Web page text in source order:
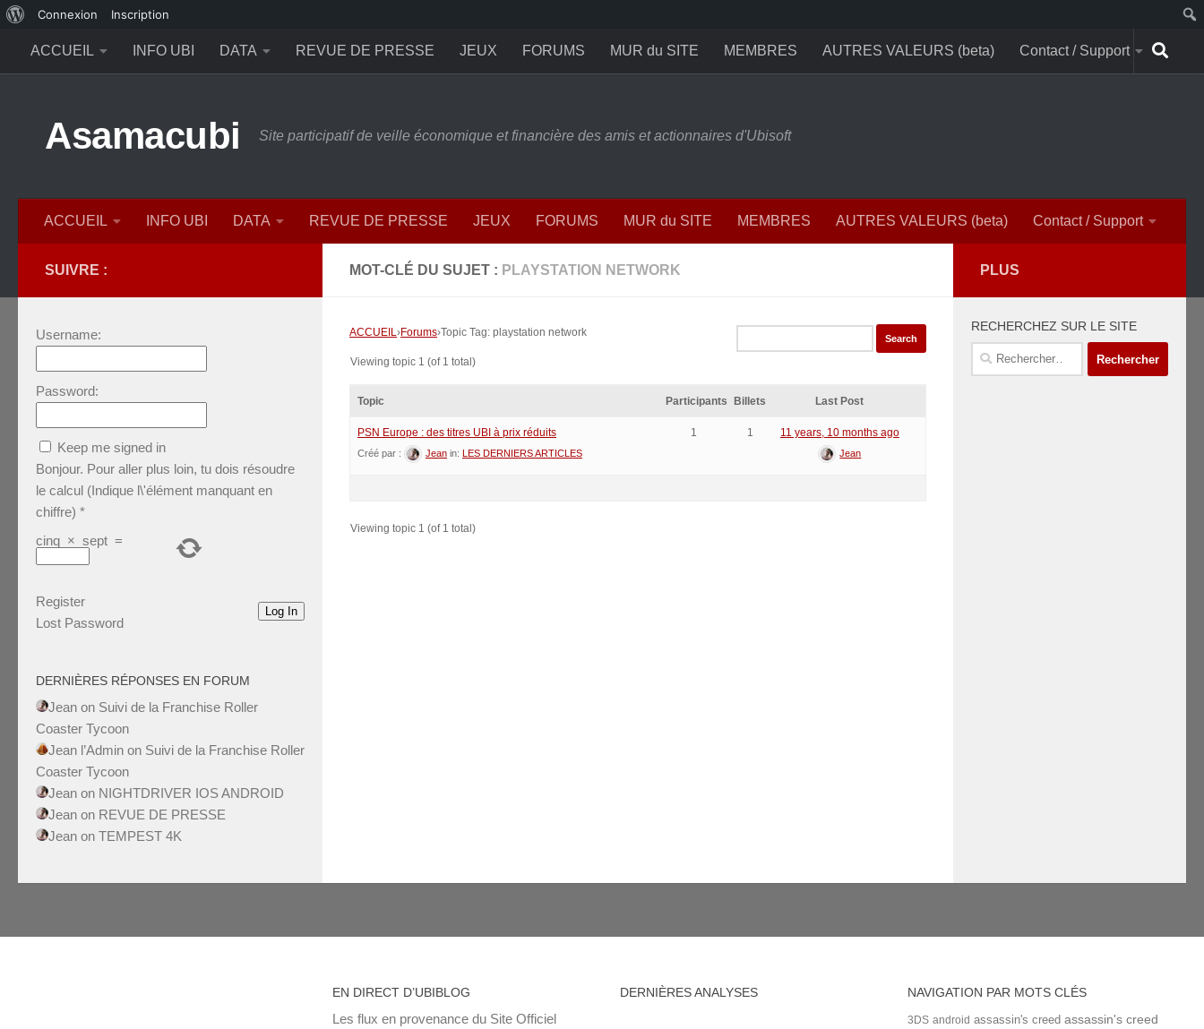
propos
de
Connexion Inscription
ACCUEIL
INFO UBI DATA REVUE DE PRESSE JEUX FORUMS MUR du SITE MEMBRES AUTRES VALEURS (beta) Contact / Support
Asamacubi Site participatif de veille économique et financière des amis et actionnaires d'Ubisoft
ACCUEIL INFO UBI DATA REVUE DE PRESSE JEUX FORUMS MUR du SITE MEMBRES AUTRES VALEURS (beta) Contact / Support
MOT-CLÉ DU SUJET : PLAYSTATION NETWORK
ACCUEIL›Forums›Topic Tag: playstation network
Viewing topic 1 (of 1 total)
Topic Participants Billets Last Post
PSN Europe : des titres UBI à prix réduits
Créé par : Jean in: LES DERNIERS ARTICLES
1 1 11 years, 10 months ago
Jean
Viewing topic 1 (of 1 total)
SUIVRE :
Username:
Password:
Keep me signed in
Bonjour. Pour aller plus loin, tu dois résoudre
le calcul (Indique l\'élément manquant en
chiffre) *
cinq × sept =
Log In
Register
Lost Password
DERNIÈRES RÉPONSES EN FORUM
Jean on Suivi de la Franchise Roller
Coaster Tycoon
Jean l’Admin on Suivi de la Franchise Roller
Coaster Tycoon
Jean on NIGHTDRIVER IOS ANDROID
Jean on REVUE DE PRESSE
Jean on TEMPEST 4K
PLUS
RECHERCHEZ SUR LE SITE
Rechercher :
EN DIRECT D’UBIBLOG
Les flux en provenance du Site Officiel
DERNIÈRES ANALYSES NAVIGATION PAR MOTS CLÉS
3DS android assassin's creed assassin's creed